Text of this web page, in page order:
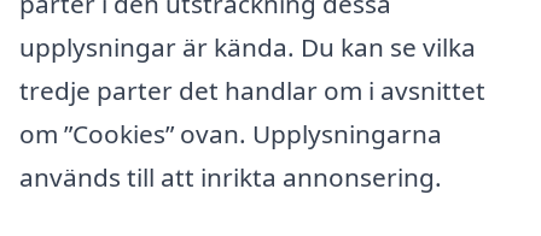
upplysningar är kända. Du kan se vilka
tredje parter det handlar om i avsnittet
om ”Cookies” ovan. Upplysningarna
används till att inrikta annonsering.